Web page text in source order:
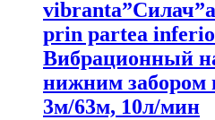
prin partea
Вибрационный
нижним забором
3м/63м, 10л/мин